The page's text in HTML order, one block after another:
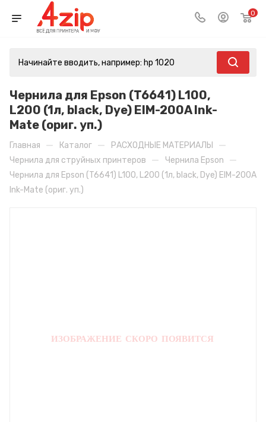
0
Чернила для Epson (T6641) L100,
L200 (1л, black, Dye) EIM-200A Ink-
Mate (ориг. уп.)
Главная — Каталог — РАСХОДНЫЕ МАТЕРИАЛЫ —
Чернила для струйных принтеров — Чернила Epson —
Чернила для Epson (T6641) L100, L200 (1л, black, Dye) EIM-200A
Ink-Mate (ориг. уп.)